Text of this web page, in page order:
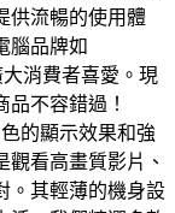
供流暢的使用體
腦品牌如
消費者喜愛。現
不容錯過！
色的顯示效果和強
觀看高畫質影片、
。其輕薄的機身設